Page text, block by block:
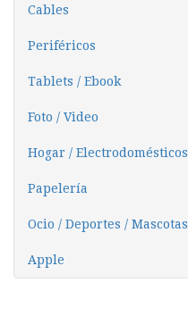
Cables
Periféricos
Tablets / Ebook
Foto / Video
Hogar / Electrodomésticos
Papelería
Ocio / Deportes / Mascotas
Apple